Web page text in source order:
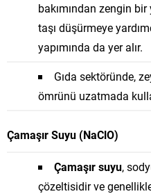
bakımından zengin
taşı düşürmeye
yapımında da yer alır.
Gıda sektöründe,
ömrünü uzatmada
Çamaşır Suyu (NaClO)
Çamaşır suyu,
çözeltisidir ve